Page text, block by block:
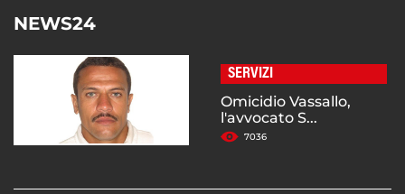
NEWS24
SERVIZI
Omicidio Vassallo,
l'avvocato S...
7036